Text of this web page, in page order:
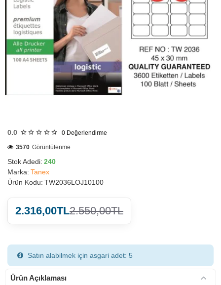
0.0 0 Değerlendirme
Stok Adedi: 240
Marka: Tanex
Ürün Kodu: TW2036LOJ10100
3570 Görüntülenme
2.316,00TL2.550,00TL
Satın alabilmek için asgari adet: 5
Ürün Açıklaması